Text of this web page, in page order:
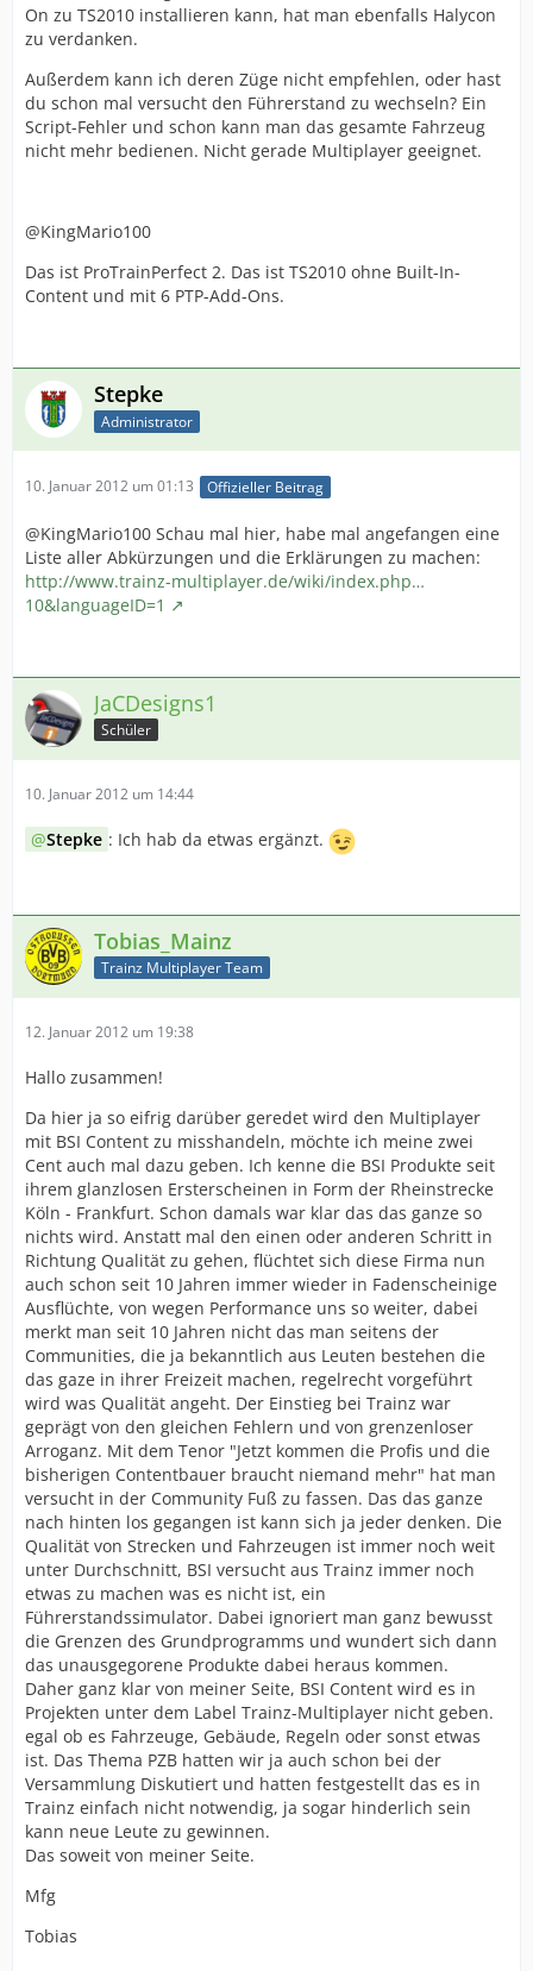
On zu TS2010 installieren kann, hat man ebenfalls Halycon
zu verdanken.
Außerdem kann ich deren Züge nicht empfehlen, oder hast
du schon mal versucht den Führerstand zu wechseln? Ein
Script-Fehler und schon kann man das gesamte Fahrzeug
nicht mehr bedienen. Nicht gerade Multiplayer geeignet.
@KingMario100
Das ist ProTrainPerfect 2. Das ist TS2010 ohne Built-In-
Content und mit 6 PTP-Add-Ons.
Stepke
Administrator
10. Januar 2012 um 01:13 Offizieller Beitrag
@KingMario100 Schau mal hier, habe mal angefangen eine
Liste aller Abkürzungen und die Erklärungen zu machen:
http://www.trainz-multiplayer.de/wiki/index.php…
10&languageID=1
JaCDesigns1
Schüler
10. Januar 2012 um 14:44
Stepke : Ich hab da etwas ergänzt.
Tobias_Mainz
Trainz Multiplayer Team
12. Januar 2012 um 19:38
Hallo zusammen!
Da hier ja so eifrig darüber geredet wird den Multiplayer
mit BSI Content zu misshandeln, möchte ich meine zwei
Cent auch mal dazu geben. Ich kenne die BSI Produkte seit
ihrem glanzlosen Ersterscheinen in Form der Rheinstrecke
Köln - Frankfurt. Schon damals war klar das das ganze so
nichts wird. Anstatt mal den einen oder anderen Schritt in
Richtung Qualität zu gehen, flüchtet sich diese Firma nun
auch schon seit 10 Jahren immer wieder in Fadenscheinige
Ausflüchte, von wegen Performance uns so weiter, dabei
merkt man seit 10 Jahren nicht das man seitens der
Communities, die ja bekanntlich aus Leuten bestehen die
das gaze in ihrer Freizeit machen, regelrecht vorgeführt
wird was Qualität angeht. Der Einstieg bei Trainz war
geprägt von den gleichen Fehlern und von grenzenloser
Arroganz. Mit dem Tenor "Jetzt kommen die Profis und die
bisherigen Contentbauer braucht niemand mehr" hat man
versucht in der Community Fuß zu fassen. Das das ganze
nach hinten los gegangen ist kann sich ja jeder denken. Die
Qualität von Strecken und Fahrzeugen ist immer noch weit
unter Durchschnitt, BSI versucht aus Trainz immer noch
etwas zu machen was es nicht ist, ein
Führerstandssimulator. Dabei ignoriert man ganz bewusst
die Grenzen des Grundprogramms und wundert sich dann
das unausgegorene Produkte dabei heraus kommen.
Daher ganz klar von meiner Seite, BSI Content wird es in
Projekten unter dem Label Trainz-Multiplayer nicht geben.
egal ob es Fahrzeuge, Gebäude, Regeln oder sonst etwas
ist. Das Thema PZB hatten wir ja auch schon bei der
Versammlung Diskutiert und hatten festgestellt das es in
Trainz einfach nicht notwendig, ja sogar hinderlich sein
kann neue Leute zu gewinnen.
Das soweit von meiner Seite.
Mfg
Tobias